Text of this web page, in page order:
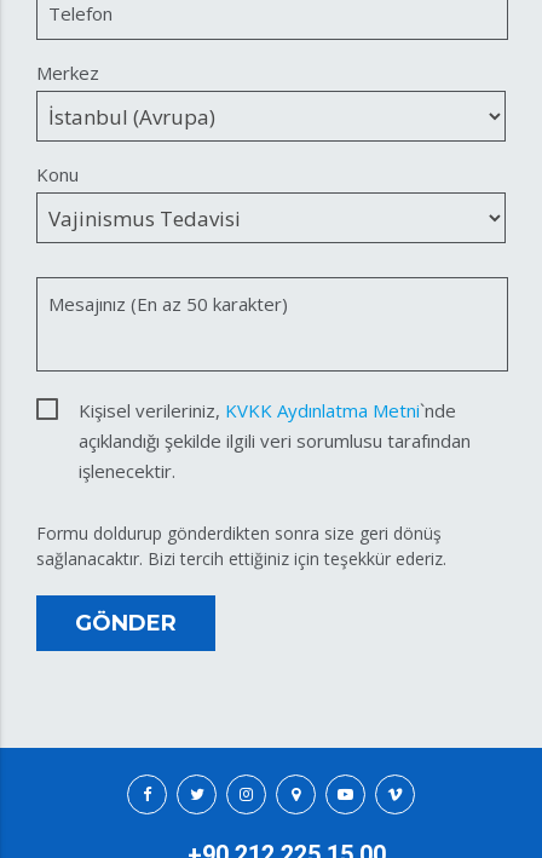
Telefon
Merkez
Konu
Mesajınız (En az 50 karakter)
Kişisel verileriniz, KVKK Aydınlatma Metni`nde
açıklandığı şekilde ilgili veri sorumlusu tarafından
işlenecektir.
Formu doldurup gönderdikten sonra size geri dönüş
sağlanacaktır. Bizi tercih ettiğiniz için teşekkür ederiz.
GÖNDER